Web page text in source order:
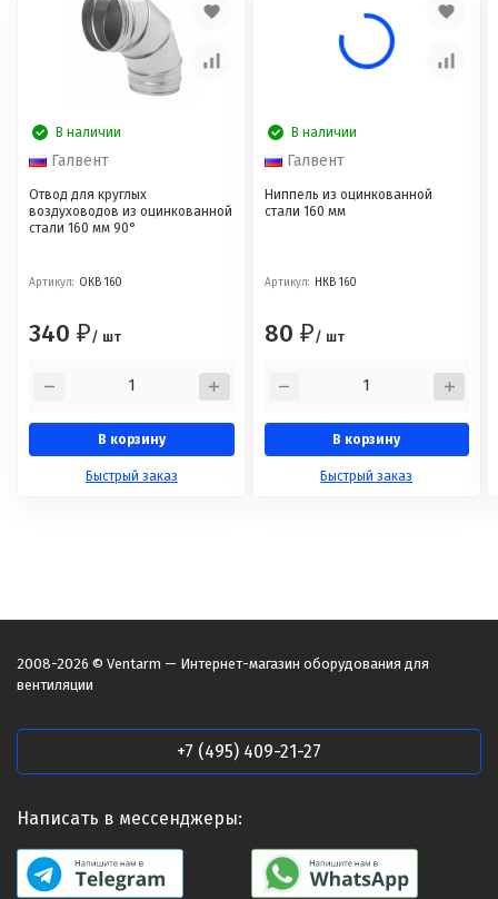
В наличии
Галвент
Отвод для круглых
воздуховодов из оцинкованной
стали 160 мм 90°
Артикул: ОКВ 160
340 ₽/ шт
В корзину
Быстрый заказ
В наличии
Галвент
Ниппель из оцинкованной
стали 160 мм
Артикул: НКВ 160
80 ₽/ шт
В корзину
Быстрый заказ
2008-2026 © Ventarm — Интернет-магазин оборудования для
вентиляции
+7 (495) 409-21-27
Написать в мессенджеры: